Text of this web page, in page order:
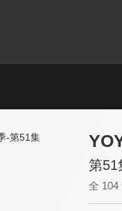
第51
全 104